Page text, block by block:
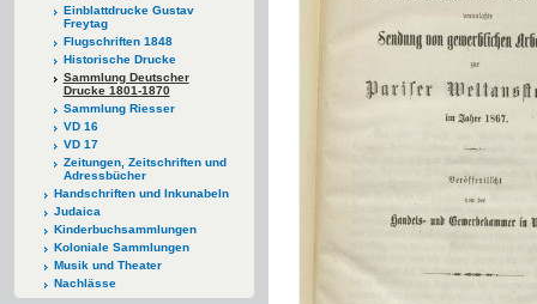
Einblattdrucke Gustav
Freytag
Flugschriften 1848
Historische Drucke
Sammlung Deutscher
Drucke 1801-1870
Sammlung Riesser
VD 16
VD 17
Zeitungen, Zeitschriften und
Adressbücher
Handschriften und Inkunabeln
Judaica
Kinderbuchsammlungen
Koloniale Sammlungen
Musik und Theater
Nachlässe